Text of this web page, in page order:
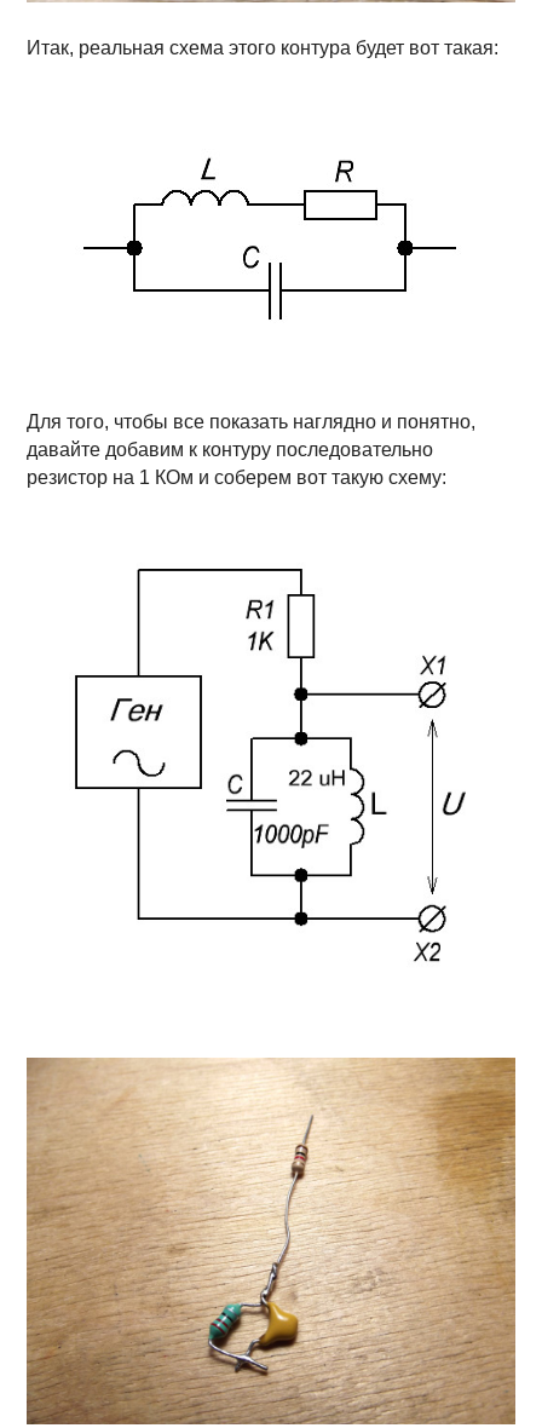
Итак, реальная схема этого контура будет вот такая:
Для того, чтобы все показать наглядно и понятно,
давайте добавим к контуру последовательно
резистор на 1 КОм и соберем вот такую схему: